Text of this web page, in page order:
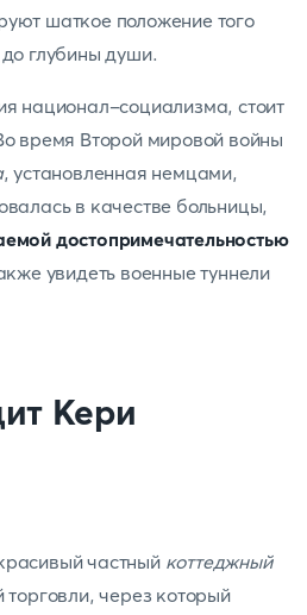
шаткое положение того
глубины души.
национал-социализма, стоит
время Второй мировой войны
, установленная немцами,
в качестве больницы,
достопримечательностью
увидеть военные туннели
Кери
частный коттеджный
торговли, через который